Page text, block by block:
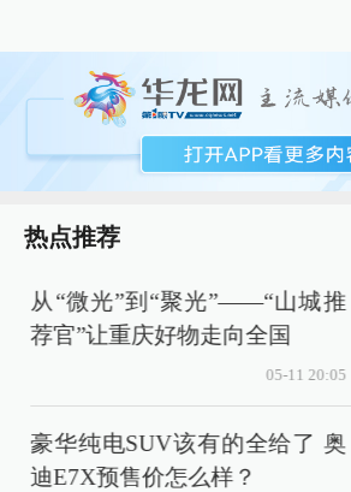
热点推荐
从“微光”到“聚光”——“山城推
荐官”让重庆好物走向全国
05-11 20:05
豪华纯电SUV该有的全给了 奥
迪E7X预售价怎么样？